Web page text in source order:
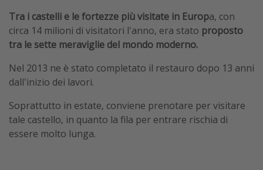
Tra i castelli e le fortezze più visitate in Europa, con
circa 14 milioni di visitatori l'anno, era stato proposto
tra le sette meraviglie del mondo moderno.
Nel 2013 ne è stato completato il restauro dopo 13 anni
dall'inizio dei lavori.
Soprattutto in estate, conviene prenotare per visitare
tale castello, in quanto la fila per entrare rischia di
essere molto lunga.